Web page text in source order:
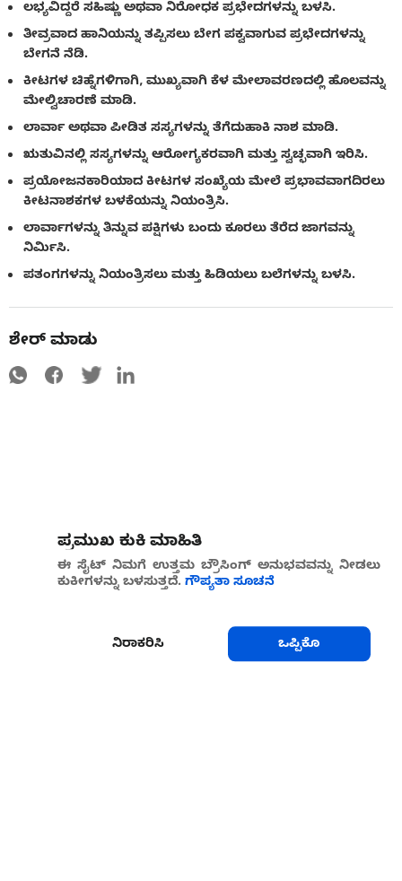
ಲಭ್ಯವಿದ್ದರೆ ಸಹಿಷ್ಣು ಅಥವಾ ನಿರೋಧಕ ಪ್ರಭೇದಗಳನ್ನು ಬಳಸಿ.
ತೀವ್ರವಾದ ಹಾನಿಯನ್ನು ತಪ್ಪಿಸಲು ಬೇಗ ಪಕ್ವವಾಗುವ ಪ್ರಭೇದಗಳನ್ನು
ಬೇಗನೆ ನೆಡಿ.
ಕೀಟಗಳ ಚಿಹ್ನೆಗಳಿಗಾಗಿ, ಮುಖ್ಯವಾಗಿ ಕೆಳ ಮೇಲಾವರಣದಲ್ಲಿ ಹೊಲವನ್ನು
ಮೇಲ್ವಿಚಾರಣೆ ಮಾಡಿ.
ಲಾರ್ವಾ ಅಥವಾ ಪೀಡಿತ ಸಸ್ಯಗಳನ್ನು ತೆಗೆದುಹಾಕಿ ನಾಶ ಮಾಡಿ.
ಋತುವಿನಲ್ಲಿ ಸಸ್ಯಗಳನ್ನು ಆರೋಗ್ಯಕರವಾಗಿ ಮತ್ತು ಸ್ವಚ್ಛವಾಗಿ ಇರಿಸಿ.
ಪ್ರಯೋಜನಕಾರಿಯಾದ ಕೀಟಗಳ ಸಂಖ್ಯೆಯ ಮೇಲೆ ಪ್ರಭಾವವಾಗದಿರಲು
ಕೀಟನಾಶಕಗಳ ಬಳಕೆಯನ್ನು ನಿಯಂತ್ರಿಸಿ.
ಲಾರ್ವಾಗಳನ್ನು ತಿನ್ನುವ ಪಕ್ಷಿಗಳು ಬಂದು ಕೂರಲು ತೆರೆದ ಜಾಗವನ್ನು
ನಿರ್ಮಿಸಿ.
ಪತಂಗಗಳನ್ನು ನಿಯಂತ್ರಿಸಲು ಮತ್ತು ಹಿಡಿಯಲು ಬಲೆಗಳನ್ನು ಬಳಸಿ.
ಶೇರ್ ಮಾಡು
ಪ್ರಮುಖ ಕುಕಿ ಮಾಹಿತಿ
ಈ ಸೈಟ್ ನಿಮಗೆ ಉತ್ತಮ ಬ್ರೌಸಿಂಗ್ ಅನುಭವವನ್ನು ನೀಡಲು
ಕುಕೀಗಳನ್ನು ಬಳಸುತ್ತದೆ. ಗೌಪ್ಯತಾ ಸೂಚನೆ
ನಿರಾಕರಿಸಿ ಒಪ್ಪಿಕೊ